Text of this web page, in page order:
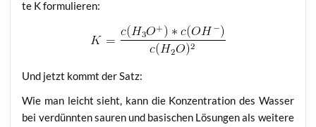
te K formulieren:
Und jetzt kommt der Satz:
Wie man leicht sieht, kann die Kon­zen­tra­ti­on des Was­ser
bei ver­dünn­ten sau­ren und basi­schen Lösun­gen als wei­te­re